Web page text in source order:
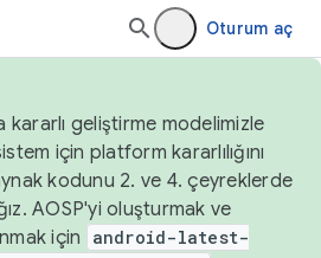
Oturum aç
geliştirme modelimizle
için platform kararlılığını
kodunu 2. ve 4. çeyreklerde
AOSP'yi oluşturmak ve
için
android-latest-